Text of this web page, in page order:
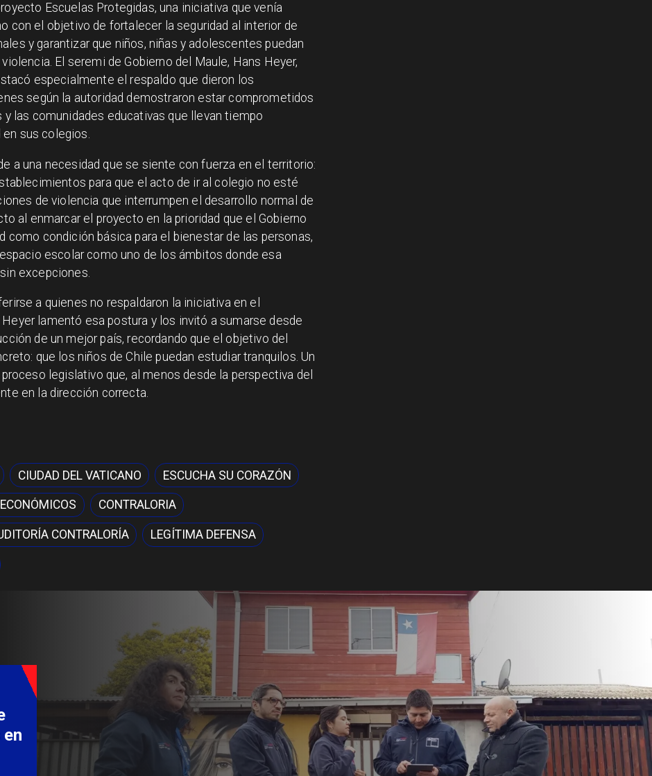
Escuelas Protegidas, una iniciativa que venía
con el objetivo de fortalecer la seguridad al interior de
y garantizar que niños, niñas y adolescentes puedan
El seremi de Gobierno del Maule, Hans Heyer,
especialmente el respaldo que dieron los
según la autoridad demostraron estar comprometidos
las comunidades educativas que llevan tiempo
en sus colegios.
a una necesidad que se siente con fuerza en el territorio:
para que el acto de ir al colegio no esté
de violencia que interrumpen el desarrollo normal de
al enmarcar el proyecto en la prioridad que el Gobierno
como condición básica para el bienestar de las personas,
escolar como uno de los ámbitos donde esa
excepciones.
a quienes no respaldaron la iniciativa en el
lamentó esa postura y los invitó a sumarse desde
de un mejor país, recordando que el objetivo del
que los niños de Chile puedan estudiar tranquilos. Un
proceso legislativo que, al menos desde la perspectiva del
en la dirección correcta.
CIUDAD DEL VATICANO ESCUCHA SU CORAZÓN
CONTRALORIA
CONTRALORÍA LEGÍTIMA DEFENSA